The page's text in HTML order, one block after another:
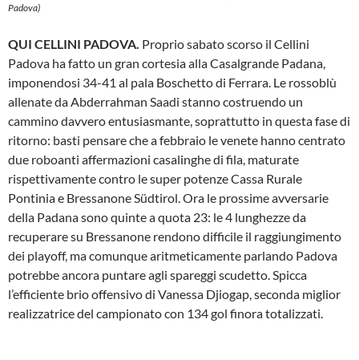
Padova)
QUI CELLINI PADOVA. Proprio sabato scorso il Cellini
Padova ha fatto un gran cortesia alla Casalgrande Padana,
imponendosi 34-41 al pala Boschetto di Ferrara. Le rossoblù
allenate da Abderrahman Saadi stanno costruendo un
cammino davvero entusiasmante, soprattutto in questa fase di
ritorno: basti pensare che a febbraio le venete hanno centrato
due roboanti affermazioni casalinghe di fila, maturate
rispettivamente contro le super potenze Cassa Rurale
Pontinia e Bressanone Südtirol. Ora le prossime avversarie
della Padana sono quinte a quota 23: le 4 lunghezze da
recuperare su Bressanone rendono difficile il raggiungimento
dei playoff, ma comunque aritmeticamente parlando Padova
potrebbe ancora puntare agli spareggi scudetto. Spicca
l’efficiente brio offensivo di Vanessa Djiogap, seconda miglior
realizzatrice del campionato con 134 gol finora totalizzati.